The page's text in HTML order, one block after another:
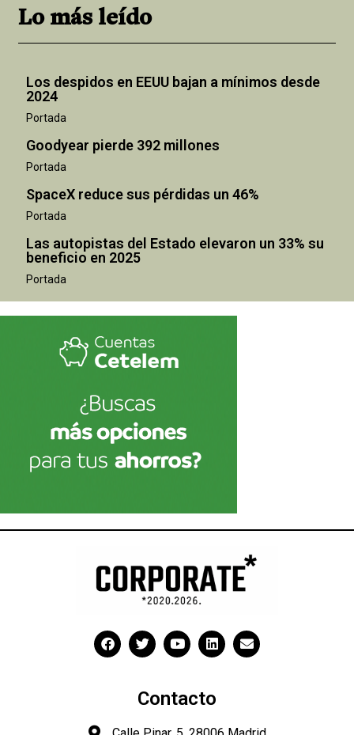
Lo más leído
Los despidos en EEUU bajan a mínimos desde
2024
Portada
Goodyear pierde 392 millones
Portada
SpaceX reduce sus pérdidas un 46%
Portada
Las autopistas del Estado elevaron un 33% su
beneficio en 2025
Portada
Contacto